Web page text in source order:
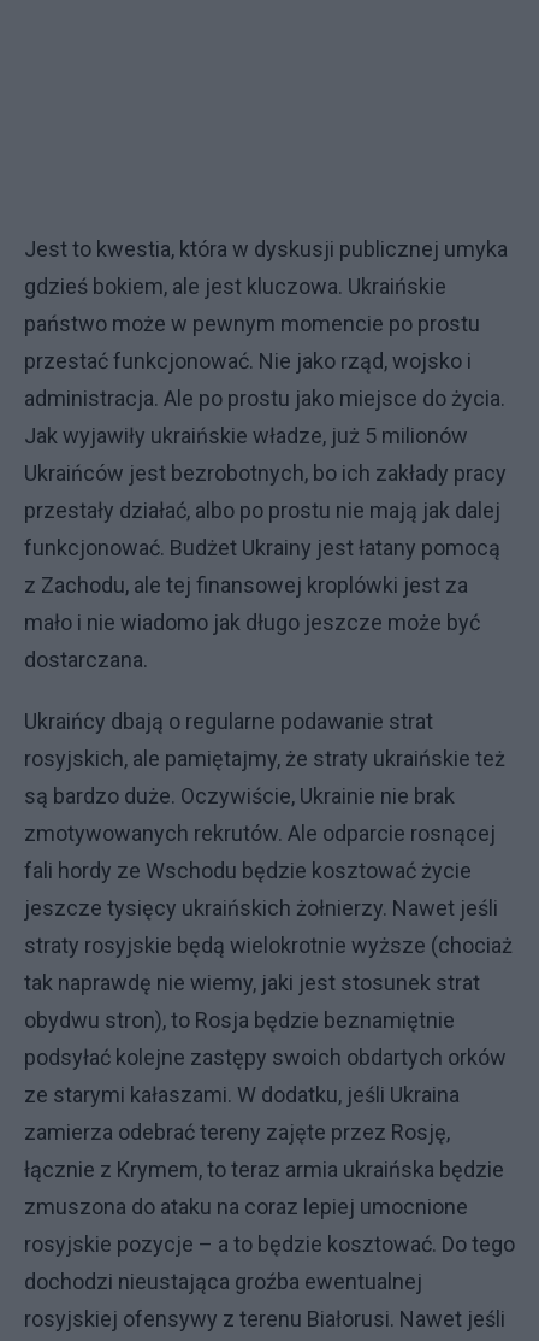
Jest to kwestia, która w dyskusji publicznej umyka
gdzieś bokiem, ale jest kluczowa. Ukraińskie
państwo może w pewnym momencie po prostu
przestać funkcjonować. Nie jako rząd, wojsko i
administracja. Ale po prostu jako miejsce do życia.
Jak wyjawiły ukraińskie władze, już 5 milionów
Ukraińców jest bezrobotnych, bo ich zakłady pracy
przestały działać, albo po prostu nie mają jak dalej
funkcjonować. Budżet Ukrainy jest łatany pomocą
z Zachodu, ale tej finansowej kroplówki jest za
mało i nie wiadomo jak długo jeszcze może być
dostarczana.
Ukraińcy dbają o regularne podawanie strat
rosyjskich, ale pamiętajmy, że straty ukraińskie też
są bardzo duże. Oczywiście, Ukrainie nie brak
zmotywowanych rekrutów. Ale odparcie rosnącej
fali hordy ze Wschodu będzie kosztować życie
jeszcze tysięcy ukraińskich żołnierzy. Nawet jeśli
straty rosyjskie będą wielokrotnie wyższe (chociaż
tak naprawdę nie wiemy, jaki jest stosunek strat
obydwu stron), to Rosja będzie beznamiętnie
podsyłać kolejne zastępy swoich obdartych orków
ze starymi kałaszami. W dodatku, jeśli Ukraina
zamierza odebrać tereny zajęte przez Rosję,
łącznie z Krymem, to teraz armia ukraińska będzie
zmuszona do ataku na coraz lepiej umocnione
rosyjskie pozycje – a to będzie kosztować. Do tego
dochodzi nieustająca groźba ewentualnej
rosyjskiej ofensywy z terenu Białorusi. Nawet jeśli